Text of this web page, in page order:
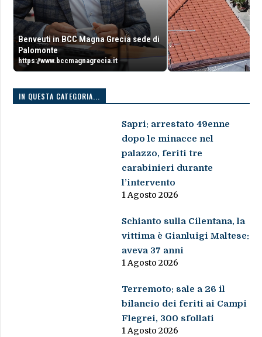
Benveuti in BCC Magna Grecia sede di
Palomonte
https://www.bccmagnagrecia.it
IN QUESTA CATEGORIA...
Sapri: arrestato 49enne
dopo le minacce nel
palazzo, feriti tre
carabinieri durante
l’intervento
1 Agosto 2026
Schianto sulla Cilentana, la
vittima è Gianluigi Maltese:
aveva 37 anni
1 Agosto 2026
Terremoto: sale a 26 il
bilancio dei feriti ai Campi
Flegrei, 300 sfollati
1 Agosto 2026